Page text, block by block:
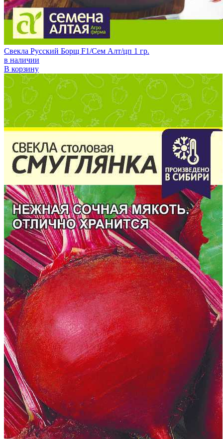
Свекла Русский Борщ F1/Сем Алт/цп 1 гр.
в наличии
В корзину